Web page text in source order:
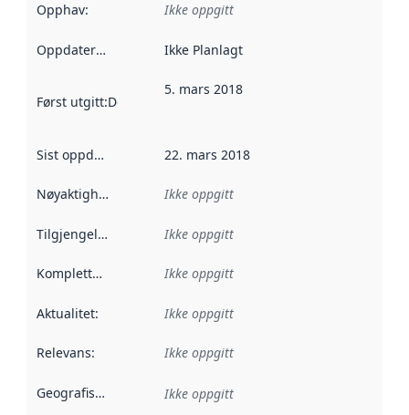
Opphav: Ikke oppgitt
Oppdateringsfrekvens :
Ikke Planlagt
Først utgitt:Denne datoen sier når dataene i dette
5. mars 2018
Sist oppdatert 22. mars 2018
Nøyaktighet Ikke oppgitt
Tilgjengelighet Ikke oppgitt
Kompletthet Ikke oppgitt
Aktualitet: Ikke oppgitt
Relevans: Ikke oppgitt
Geografisk avgrensning :
Ikke oppgitt